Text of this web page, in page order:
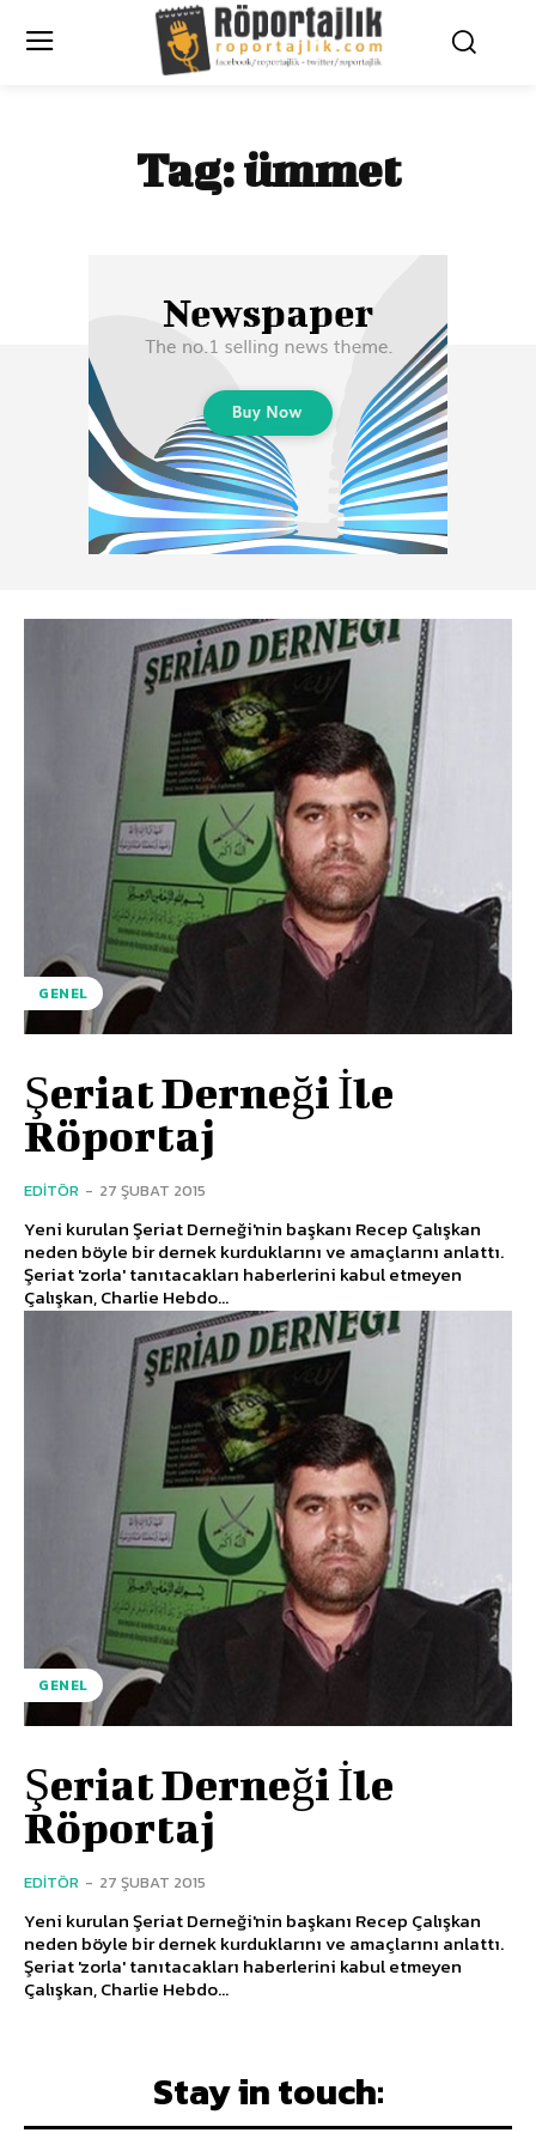
Tag:ümmet
GENEL
Şeriat Derneği İle
Röportaj
EDITÖR - 27 ŞUBAT 2015
Yeni kurulan Şeriat Derneği'nin başkanı Recep Çalışkan
neden böyle bir dernek kurduklarını ve amaçlarını anlattı.
Şeriat 'zorla' tanıtacakları haberlerini kabul etmeyen
Çalışkan, Charlie Hebdo...
GENEL
Şeriat Derneği İle
Röportaj
EDITÖR - 27 ŞUBAT 2015
Yeni kurulan Şeriat Derneği'nin başkanı Recep Çalışkan
neden böyle bir dernek kurduklarını ve amaçlarını anlattı.
Şeriat 'zorla' tanıtacakları haberlerini kabul etmeyen
Çalışkan, Charlie Hebdo...
Stay in touch: